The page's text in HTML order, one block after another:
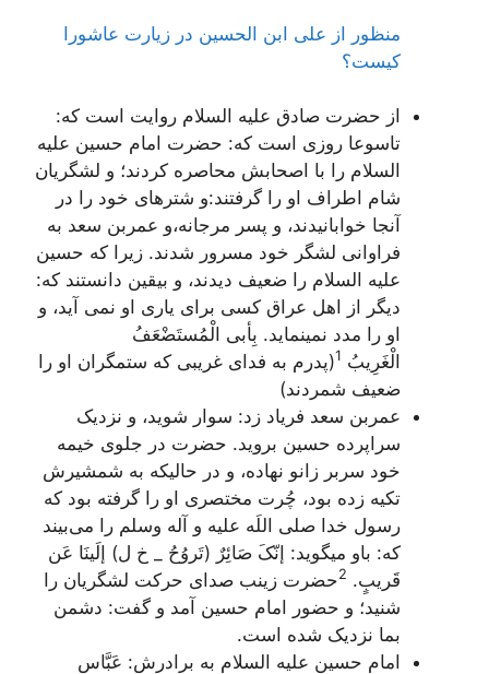
منظور از علی ابن الحسین در زیارت عاشورا
کیست؟
از حضرت صادق علیه السلام روایت است که:
تاسوعا روزی است که: حضرت امام حسین علیه
السلام را با اصحابش محاصره کردند؛ و لشگریان
شام اطراف او را گرفتند:و شترهای خود را در
آنجا خوابانیدند، و پسر مرجانه،‌و عمربن سعد به
فراوانی لشگر خود مسرور شدند. زیرا که حسین
علیه السلام را ضعیف دیدند، و بیقین دانستند که:
دیگر از اهل عراق کسی برای یاری او نمی آید، و
او را مدد نمینماید. بِأبی الْمُستَضْعَفُ
الْغَرِیبُ 1(پدرم به فدای غریبی که ستمگران او را
ضعیف شمردند)
عمربن سعد فریاد زد: سوار شوید، و نزدیک
سراپرده حسین بروید. حضرت در جلوی خیمه
خود سربر زانو نهاده، و در حالیکه به شمشیرش
تکیه زده بود، چُرت مختصری او را گرفته بود که
رسول خدا صلی اللَه علیه و آله وسلم را می‌بیند
که: باو میگوید: إنّکَ صَائِرٌ (تَروُحُ _ خ ل) إلَینَا عَن
قَریبٍ. 2حضرت زینب صدای حرکت لشگریان را
شنید؛ و حضور امام حسین آمد و گفت: دشمن
بما نزدیک شده است.
امام حسین علیه السلام به برادرش: عَبَّاس